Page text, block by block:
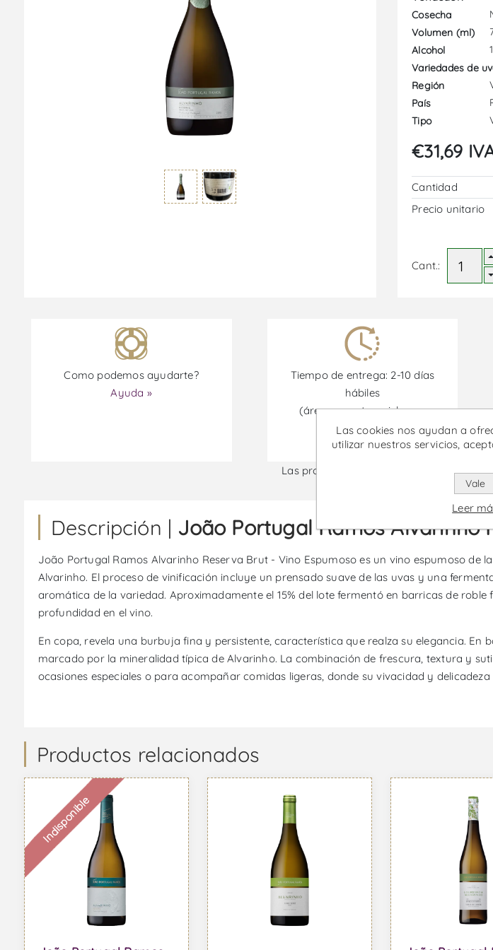
Cosecha
Volumen (ml)
Alcohol
Variedades de
Región
País
Tipo
€31,69
Cantidad
Precio unitario
Cant.:
Como podemos ayudarte?
Ayuda »
Tiempo de entrega: 2-10 días
hábiles
(áreas remotas e islas no
incluidas)
Las promociones están disponibles
Descripción | João Portugal Ramos Alvarinho
João Portugal Ramos Alvarinho Reserva Brut - Vino Espumoso es un vino espumoso de
Alvarinho. El proceso de vinificación incluye un prensado suave de las uvas y una
aromática de la variedad. Aproximadamente el 15% del lote fermentó en barricas de
profundidad en el vino.
En copa, revela una burbuja fina y persistente, característica que realza su elegancia.
marcado por la mineralidad típica de Alvarinho. La combinación de frescura, textura y
ocasiones especiales o para acompañar comidas ligeras, donde su vivacidad y delicadeza
Productos relacionados
Indisponible
Las cookies nos ayudan a
utilizar nuestros servicios,
Vale
Leer